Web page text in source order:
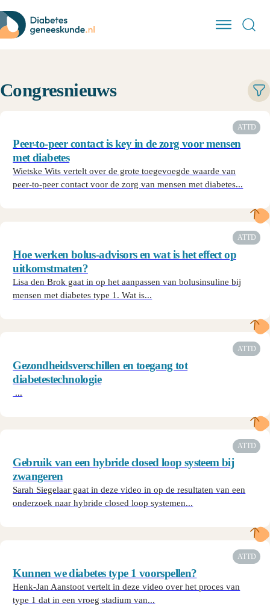
Congresnieuws
ATTD
Peer-to-peer contact is key in de zorg voor mensen
met diabetes
Wietske Wits vertelt over de grote toegevoegde waarde van
peer-to-peer contact voor de zorg van mensen met diabetes...
ATTD
Hoe werken bolus-advisors en wat is het effect op
uitkomstmaten?
Lisa den Brok gaat in op het aanpassen van bolusinsuline bij
mensen met diabetes type 1. Wat is...
ATTD
Gezondheidsverschillen en toegang tot
diabetestechnologie
...
ATTD
Gebruik van een hybride closed loop systeem bij
zwangeren
Sarah Siegelaar gaat in deze video in op de resultaten van een
onderzoek naar hybride closed loop systemen...
ATTD
Kunnen we diabetes type 1 voorspellen?
Henk-Jan Aanstoot vertelt in deze video over het proces van
type 1 dat in een vroeg stadium van...